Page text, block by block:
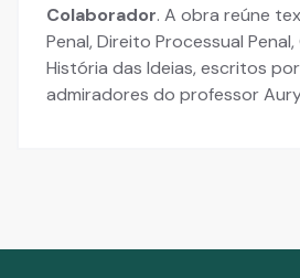
Colaborador. A obra reúne
Penal, Direito Processual
História das Ideias, escritos
admiradores do professor